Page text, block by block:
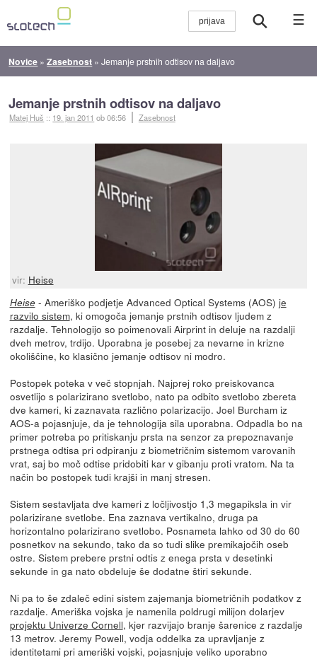
☰
Novice »Zasebnost »Jemanje prstnih odtisov na daljavo
Jemanje prstnih odtisov na daljavo
Matej Huš :: 19. jan 2011 ob 06:56 Zasebnost
vir: Heise
Heise- Ameriško podjetje Advanced Optical Systems (AOS) je
razvilo sistem, ki omogoča jemanje prstnih odtisov ljudem z
razdalje. Tehnologijo so poimenovali Airprint in deluje na razdalji
dveh metrov, trdijo. Uporabna je posebej za nevarne in krizne
okoliščine, ko klasično jemanje odtisov ni modro.
Postopek poteka v več stopnjah. Najprej roko preiskovanca
osvetlijo s polarizirano svetlobo, nato pa odbito svetlobo zbereta
dve kameri, ki zaznavata različno polarizacijo. Joel Burcham iz
AOS-a pojasnjuje, da je tehnologija sila uporabna. Odpadla bo na
primer potreba po pritiskanju prsta na senzor za prepoznavanje
prstnega odtisa pri odpiranju z biometričnim sistemom varovanih
vrat, saj bo moč odtise pridobiti kar v gibanju proti vratom. Na ta
način bo postopek tudi krajši in manj stresen.
Sistem sestavljata dve kameri z ločljivostjo 1,3 megapiksla in vir
polarizirane svetlobe. Ena zaznava vertikalno, druga pa
horizontalno polarizirano svetlobo. Posnameta lahko od 30 do 60
posnetkov na sekundo, tako da so tudi slike premikajočih oseb
ostre. Sistem prebere prstni odtis z enega prsta v desetinki
sekunde in ga nato obdeluje še dodatne štiri sekunde.
Ni pa to še zdaleč edini sistem zajemanja biometričnih podatkov z
razdalje. Ameriška vojska je namenila poldrugi milijon dolarjev
projektu Univerze Cornell, kjer razvijajo branje šarenice z razdalje
13 metrov. Jeremy Powell, vodja oddelka za upravljanje z
identitetami pri ameriški vojski, pojasnjuje veliko uporabno